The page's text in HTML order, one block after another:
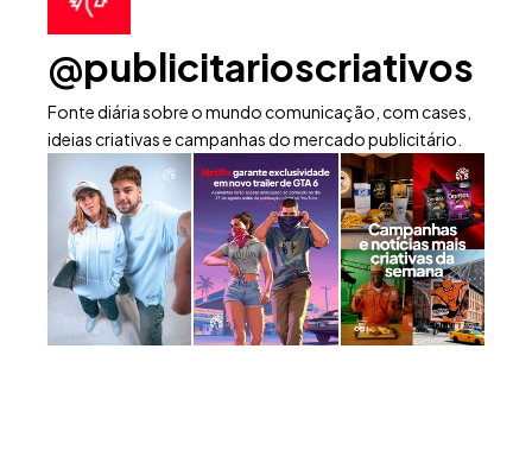
@publicitarioscriativos
Fonte diária sobre o mundo comunicação, com cases,
ideias criativas e campanhas do mercado publicitário.